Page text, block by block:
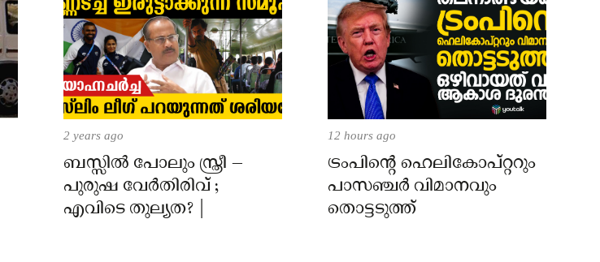
2 years ago
ബസ്സിൽ പോലും സ്ത്രീ –
പുരുഷ വേർതിരിവ് ;
എവിടെ തുല്യത? |
12 hours ago
ട്രംപിന്റെ ഹെലികോപ്റ്ററും
പാസഞ്ചര്‍ വിമാനവും
തൊട്ടടുത്ത്